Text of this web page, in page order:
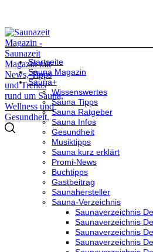
Startseite
Sauna Magazin
Sauna+
Wissenswertes
Sauna Tipps
Sauna Ratgeber
Sauna Infos
Gesundheit
Musiktipps
Sauna kurz erklärt
Promi-News
Buchtipps
Gastbeitrag
Saunahersteller
Sauna-Verzeichnis
Saunaverzeichnis
Saunaverzeichnis
Saunaverzeichnis
Saunaverzeichnis